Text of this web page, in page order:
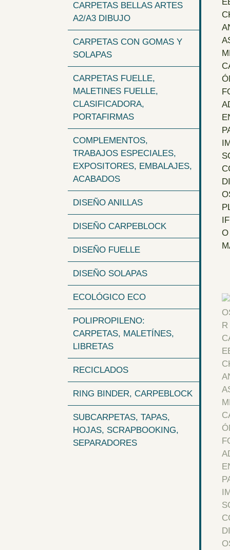
CARPETAS BELLAS ARTES
A2/A3 DIBUJO
CARPETAS CON GOMAS Y
SOLAPAS
CARPETAS FUELLE,
MALETINES FUELLE,
CLASIFICADORA,
PORTAFIRMAS
COMPLEMENTOS,
TRABAJOS ESPECIALES,
EXPOSITORES, EMBALAJES,
ACABADOS
DISEÑO ANILLAS
DISEÑO CARPEBLOCK
DISEÑO FUELLE
DISEÑO SOLAPAS
ECOLÓGICO ECO
POLIPROPILENO:
CARPETAS, MALETÍNES,
LIBRETAS
RECICLADOS
RING BINDER, CARPEBLOCK
SUBCARPETAS, TAPAS,
HOJAS, SCRAPBOOKING,
SEPARADORES